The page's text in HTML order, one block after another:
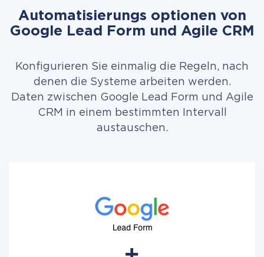
Automatisierungs optionen von
Google Lead Form und Agile CRM
Konfigurieren Sie einmalig die Regeln, nach
denen die Systeme arbeiten werden.
Daten zwischen Google Lead Form und Agile
CRM in einem bestimmten Intervall
austauschen.